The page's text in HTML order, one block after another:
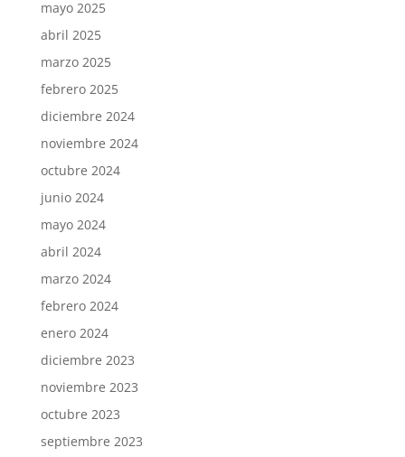
mayo 2025
abril 2025
marzo 2025
febrero 2025
diciembre 2024
noviembre 2024
octubre 2024
junio 2024
mayo 2024
abril 2024
marzo 2024
febrero 2024
enero 2024
diciembre 2023
noviembre 2023
octubre 2023
septiembre 2023